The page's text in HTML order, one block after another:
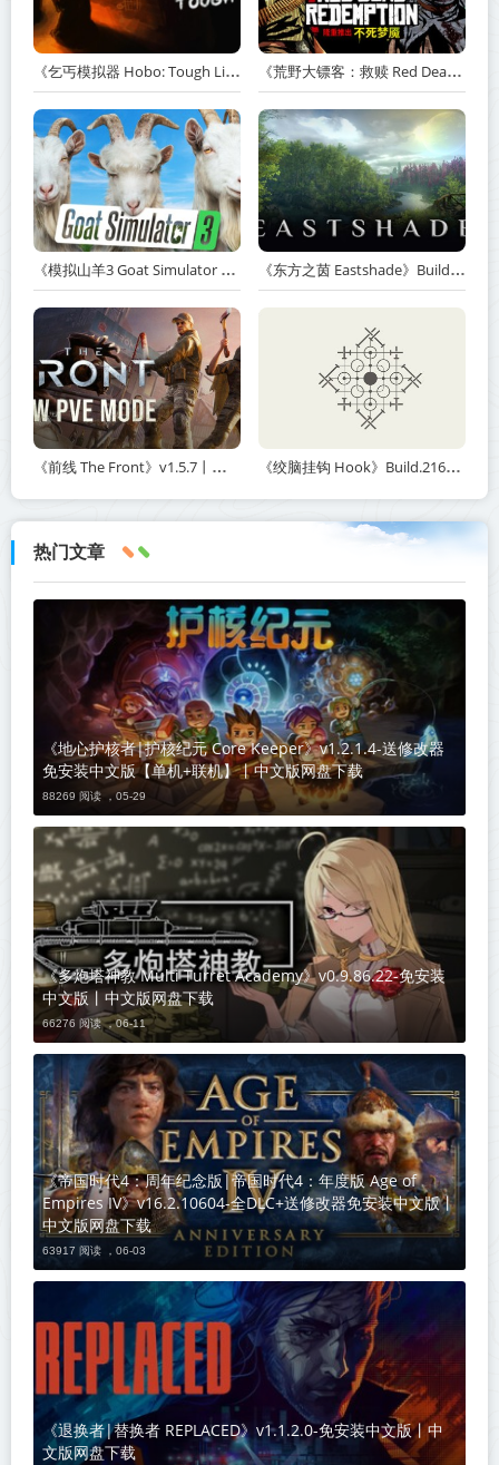
《乞丐模拟器 Hobo: Tough Life》v1.20.010-赠原声带+解锁全人物满级通关存档+多项修改器【单机+联机】丨中文版网盘下载 《荒野大镖客：救赎 Red Dead Redemption》v1.0.42.46611-送修改器丨中文版网盘下载
《模拟山羊3 Goat Simulator 3》v1.2.0.2-全DLC+含重制版【单机+联机】【PC/手机双端】丨中文版网盘下载 《东方之茵 Eastshade》Build.20251455-免安装中文版丨中文版网盘下载
《前线 The Front》v1.5.7丨中文版网盘下载 《绞脑挂钩 Hook》Build.21678887-免安装中文版丨中文版网盘下载
热门文章
《地心护核者|护核纪元 Core Keeper》v1.2.1.4-送修改器
免安装中文版【单机+联机】丨中文版网盘下载
88269 阅读 ，05-29
《多炮塔神教 Multi Turret Academy》v0.9.86.22-免安装
中文版丨中文版网盘下载
66276 阅读 ，06-11
《帝国时代4：周年纪念版|帝国时代4：年度版 Age of
Empires IV》v16.2.10604-全DLC+送修改器免安装中文版丨
中文版网盘下载
63917 阅读 ， 06-03
《退换者|替换者 REPLACED》v1.1.2.0-免安装中文版丨中
文版网盘下载